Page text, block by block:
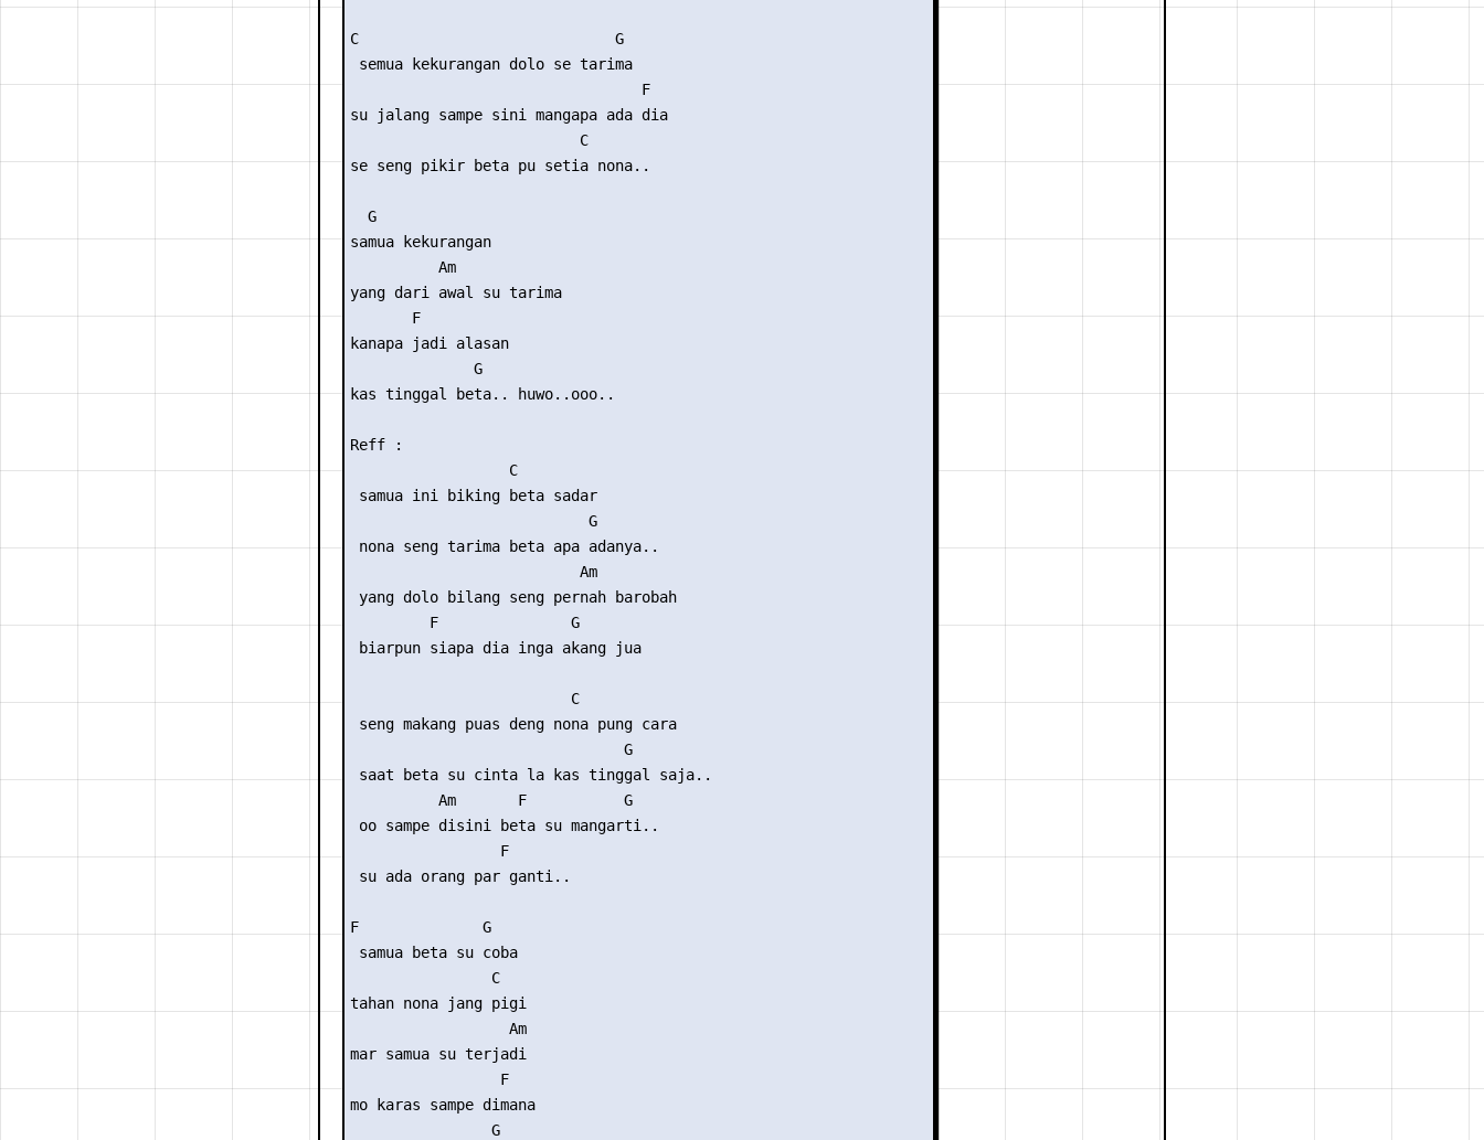
C                             G
semua kekurangan dolo se tarima
                                 F
su jalang sampe sini mangapa ada dia
                          C
se seng pikir beta pu setia nona..
  G
samua kekurangan
          Am
yang dari awal su tarima
       F
kanapa jadi alasan
              G
kas tinggal beta.. huwo..ooo..
Reff :
                  C
samua ini biking beta sadar
                           G
nona seng tarima beta apa adanya..
                          Am
yang dolo bilang seng pernah barobah
         F               G
biarpun siapa dia inga akang jua
                         C
seng makang puas deng nona pung cara
                               G
saat beta su cinta la kas tinggal saja..
          Am       F           G
oo sampe disini beta su mangarti..
                 F
su ada orang par ganti..
F              G
samua beta su coba
                C
tahan nona jang pigi
                  Am
mar samua su terjadi
                 F
mo karas sampe dimana
                G